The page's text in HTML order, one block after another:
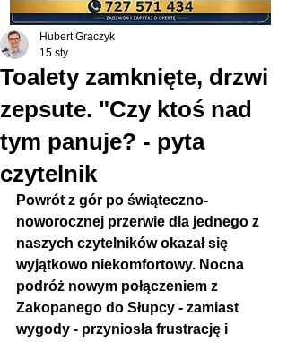
Toalety zamknięte, drzwi
zepsute. "Czy ktoś nad
tym panuje? - pyta
czytelnik
Hubert Graczyk
15 sty
Powrót z gór po świąteczno-
noworocznej przerwie dla jednego z
naszych czytelników okazał się
wyjątkowo niekomfortowy. Nocna
podróż nowym połączeniem z
Zakopanego do Słupcy - zamiast
wygody - przyniosła frustrację i